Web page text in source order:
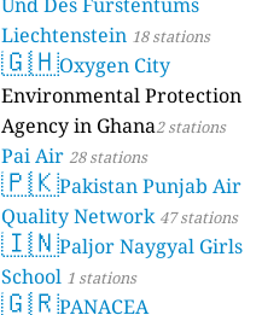
Und Des Fürstentums
Liechtenstein 18 stations
🇬🇭Oxygen City
Environmental Protection
Agency in Ghana2 stations
Pai Air 28 stations
🇵🇰Pakistan Punjab Air
Quality Network 47 stations
🇮🇳Paljor Naygyal Girls
School 1 stations
🇬🇷PANACEA